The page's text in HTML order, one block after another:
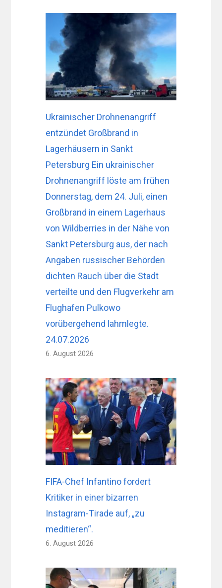
Ukrainischer Drohnenangriff
entzündet Großbrand in
Lagerhäusern in Sankt
Petersburg Ein ukrainischer
Drohnenangriff löste am frühen
Donnerstag, dem 24. Juli, einen
Großbrand in einem Lagerhaus
von Wildberries in der Nähe von
Sankt Petersburg aus, der nach
Angaben russischer Behörden
dichten Rauch über die Stadt
verteilte und den Flugverkehr am
Flughafen Pulkowo
vorübergehend lahmlegte.
24.07.2026
6. August 2026
FIFA-Chef Infantino fordert
Kritiker in einer bizarren
Instagram-Tirade auf, „zu
meditieren“.
6. August 2026